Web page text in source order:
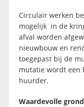
Circulair werken
mogelijk in de
afval worden
nieuwbouw en
toegepast bij de
mutatie wordt een
huurder.
Waardevolle